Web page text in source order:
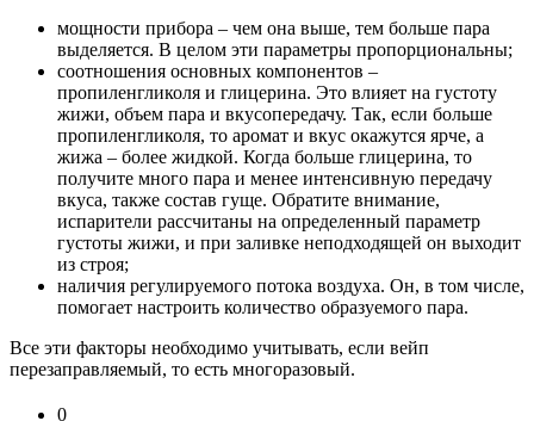
мощности прибора – чем она выше, тем больше пара
выделяется. В целом эти параметры пропорциональны;
соотношения основных компонентов –
пропиленгликоля и глицерина. Это влияет на густоту
жижи, объем пара и вкусопередачу. Так, если больше
пропиленгликоля, то аромат и вкус окажутся ярче, а
жижа – более жидкой. Когда больше глицерина, то
получите много пара и менее интенсивную передачу
вкуса, также состав гуще. Обратите внимание,
испарители рассчитаны на определенный параметр
густоты жижи, и при заливке неподходящей он выходит
из строя;
наличия регулируемого потока воздуха. Он, в том числе,
помогает настроить количество образуемого пара.
Все эти факторы необходимо учитывать, если вейп
перезаправляемый, то есть многоразовый.
0